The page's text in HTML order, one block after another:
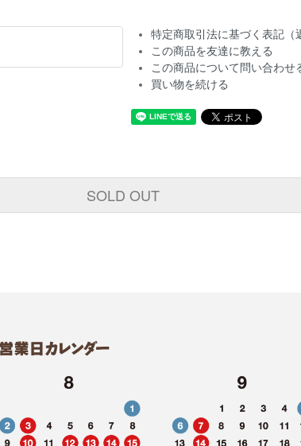
特定商取引法に基づく表記（
この商品を友達に教える
この商品について問い合わせ
買い物を続ける
SOLD OUT